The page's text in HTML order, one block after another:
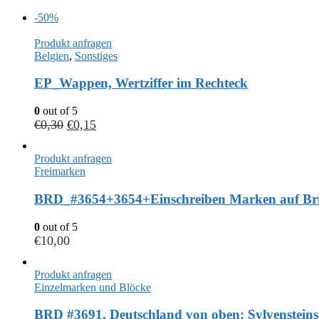
-50%
Produkt anfragen
Belgien, Sonstiges
EP_Wappen, Wertziffer im Rechteck
0 out of 5
€0,30 €0,15
Produkt anfragen
Freimarken
BRD_#3654+3654+Einschreiben Marken auf
0 out of 5
€10,00
Produkt anfragen
Einzelmarken und Blöcke
BRD #3691, Deutschland von oben: